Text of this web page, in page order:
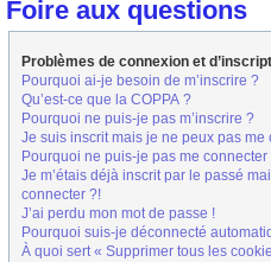
Foire aux questions
Problèmes de connexion et
Pourquoi ai-je besoin de m’inscrire ?
Qu’est-ce que la COPPA ?
Pourquoi ne puis-je pas m’inscrire ?
Je suis inscrit mais je ne peux pas me
Pourquoi ne puis-je pas me connecter
Je m’étais déjà inscrit par le passé
connecter ?!
J’ai perdu mon mot de passe !
Pourquoi suis-je déconnecté
À quoi sert « Supprimer tous les